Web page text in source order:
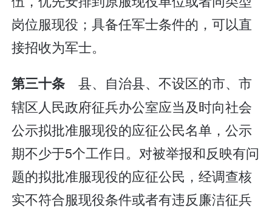
岗位服现役；具备任军士条件的，可以直
接招收为军士。
第三十条 县、自治县、不设区的市、市
辖区人民政府征兵办公室应当及时向社会
公示拟批准服现役的应征公民名单，公示
期不少于5个工作日。对被举报和反映有问
题的拟批准服现役的应征公民，经调查核
实不符合服现役条件或者有违反廉洁征兵